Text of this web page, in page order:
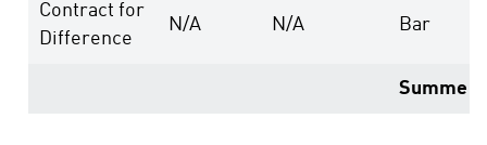
Contract for
Difference
N/A N/A Bar
Summe